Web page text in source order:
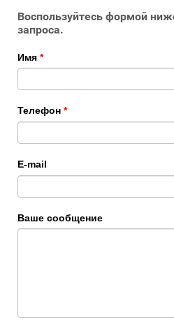
Воспользуйтесь формой
запроса.
Имя*
Телефон*
E-mail
Ваше сообщение